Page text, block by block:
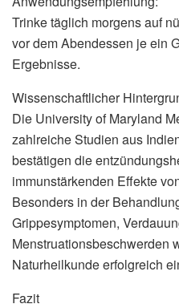
Trinke täglich morgens auf
vor dem Abendessen je ein
Ergebnisse.
Wissenschaftlicher
Die University of Maryland
zahlreiche Studien aus
bestätigen die
immunstärkenden Effekte
Besonders in der
Grippesymptomen,
Menstruationsbeschwerden
Naturheilkunde erfolgreich
Fazit